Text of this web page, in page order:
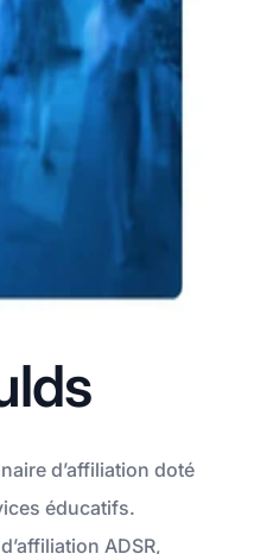
d’affiliation doté
éducatifs.
ADSR,